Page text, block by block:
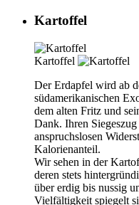
Kartoffel
Kartoffel
Der Erdapfel wird ab
südamerikanischen
dem alten Fritz und
Dank. Ihren
anspruchslosen
Kalorienanteil.
Wir sehen in der
deren stets
über erdig bis nussig
Vielfältigkeit spiegelt